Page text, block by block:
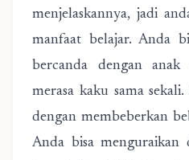
menjelaskannya, jadi
manfaat belajar. Anda
bercanda dengan
merasa kaku sama
dengan membeberkan
Anda bisa menguraikan